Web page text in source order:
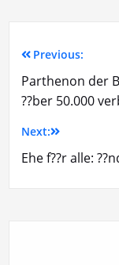
Previous:
Parthenon der
??ber 50.000
Next:
Ehe f??r alle: